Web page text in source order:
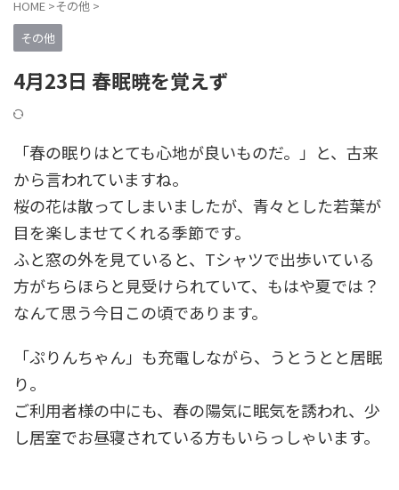
HOME >その他 >
その他
4月23日 春眠暁を覚えず
「春の眠りはとても心地が良いものだ。」と、古来
から言われていますね。
桜の花は散ってしまいましたが、青々とした若葉が
目を楽しませてくれる季節です。
ふと窓の外を見ていると、Tシャツで出歩いている
方がちらほらと見受けられていて、もはや夏では？
なんて思う今日この頃であります。
「ぷりんちゃん」も充電しながら、うとうとと居眠
り。
ご利用者様の中にも、春の陽気に眠気を誘われ、少
し居室でお昼寝されている方もいらっしゃいます。